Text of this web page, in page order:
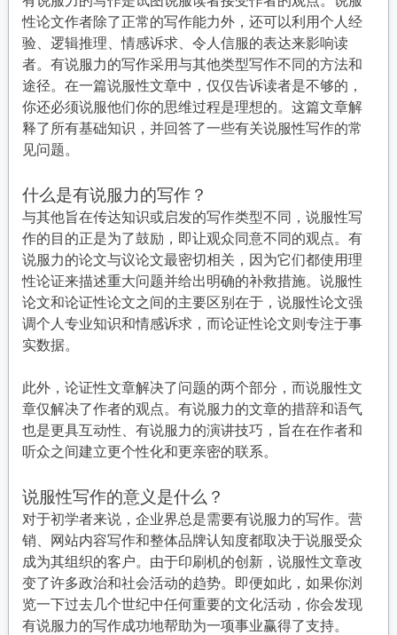
性
写
作
的
技
巧
性论文作者除了正常的写作能力外，还可以利用个人经
验、逻辑推理、情感诉求、令人信服的表达来影响读
者。有说服力的写作采用与其他类型写作不同的方法和
途径。在一篇说服性文章中，仅仅告诉读者是不够的，
你还必须说服他们你的思维过程是理想的。这篇文章解
释了所有基础知识，并回答了一些有关说服性写作的常
见问题。
什么是有说服力的写作？
与其他旨在传达知识或启发的写作类型不同，说服性写
作的目的正是为了鼓励，即让观众同意不同的观点。有
说服力的论文与议论文最密切相关，因为它们都使用理
性论证来描述重大问题并给出明确的补救措施。说服性
论文和论证性论文之间的主要区别在于，说服性论文强
调个人专业知识和情感诉求，而论证性论文则专注于事
实数据。
此外，论证性文章解决了问题的两个部分，而说服性文
章仅解决了作者的观点。有说服力的文章的措辞和语气
也是更具互动性、有说服力的演讲技巧，旨在在作者和
听众之间建立更个性化和更亲密的联系。
说服性写作的意义是什么？
对于初学者来说，企业界总是需要有说服力的写作。营
销、网站内容写作和整体品牌认知度都取决于说服受众
成为其组织的客户。由于印刷机的创新，说服性文章改
变了许多政治和社会活动的趋势。即便如此，如果你浏
览一下过去几个世纪中任何重要的文化活动，你会发现
有说服力的写作成功地帮助为一项事业赢得了支持。